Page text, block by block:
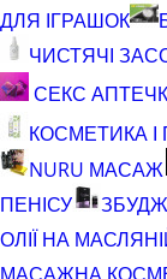
ДЛЯ ІГРАШОК
ЧИСТЯЧІ
СЕКС
КОСМЕТИКА
NURU МАСАЖ
ПЕНІСУ
ОЛІЇ НА